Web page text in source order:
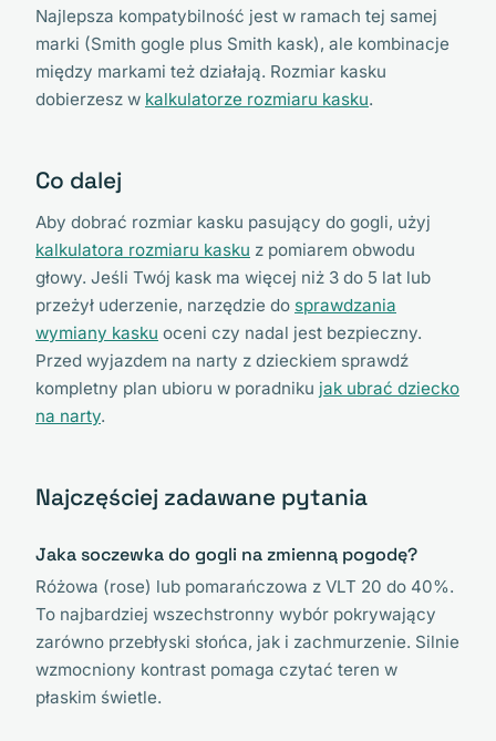
Najlepsza kompatybilność jest w ramach tej samej
marki (Smith gogle plus Smith kask), ale kombinacje
między markami też działają. Rozmiar kasku
dobierzesz w kalkulatorze rozmiaru kasku.
Co dalej
Aby dobrać rozmiar kasku pasujący do gogli, użyj
kalkulatora rozmiaru kasku z pomiarem obwodu
głowy. Jeśli Twój kask ma więcej niż 3 do 5 lat lub
przeżył uderzenie, narzędzie do sprawdzania
wymiany kasku oceni czy nadal jest bezpieczny.
Przed wyjazdem na narty z dzieckiem sprawdź
kompletny plan ubioru w poradniku jak ubrać dziecko
na narty.
Najczęściej zadawane pytania
Jaka soczewka do gogli na zmienną pogodę?
Różowa (rose) lub pomarańczowa z VLT 20 do 40%.
To najbardziej wszechstronny wybór pokrywający
zarówno przebłyski słońca, jak i zachmurzenie. Silnie
wzmocniony kontrast pomaga czytać teren w
płaskim świetle.